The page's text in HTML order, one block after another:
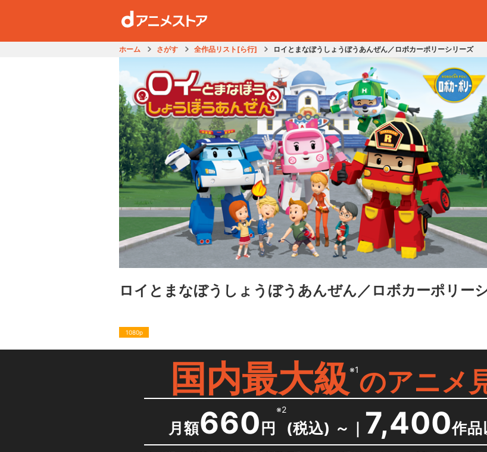
ホーム さがす 全作品リスト[ら行] ロイとまなぼうしょうぼうあんぜん／ロボカーポリーシリーズ
ロイとまなぼうしょうぼうあんぜん／ロボカーポリー
1080p
国内最大級 ※1のアニメ
月額660 円
※2
(税込) ～ ｜ 7,400作品